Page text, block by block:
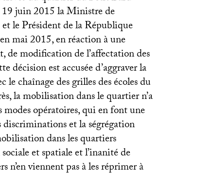
juin 2015 la Ministre de
le Président de la République
mai 2015, en réaction à une
de modification de l’affectation des
décision est accusée d’aggraver la
le chaînage des grilles des écoles du
la mobilisation dans le quartier n’a
modes opératoires, qui en font une
et la ségrégation
dans les quartiers
et spatiale et l’inanité de
n’en viennent pas à les réprimer à